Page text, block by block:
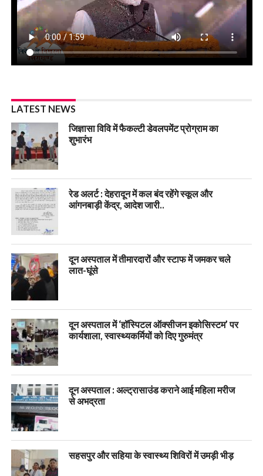
LATEST NEWS
जिज्ञासा विवि में फैकल्टी डेवलपमेंट प्रोग्राम का
शुभारंभ
रेड अलर्ट : देहरादून में कल बंद रहेंगे स्कूल और
आंगनबाड़ी केंद्र, आदेश जारी..
दून अस्पताल में तीमारदारों और स्टाफ में जमकर चले
लात-घूंसे
दून अस्पताल में ‘हॉस्पिटल ऑक्सीजन इकोसिस्टम’ पर
कार्यशाला, स्वास्थ्यकर्मियों को दिए गुरुमंत्र
दून अस्पताल : अल्ट्रासाउंड कराने आई महिला मरीज
से अभद्रता
सहसपुर और सहिया के स्वास्थ्य शिविरों में उमड़ी भीड़